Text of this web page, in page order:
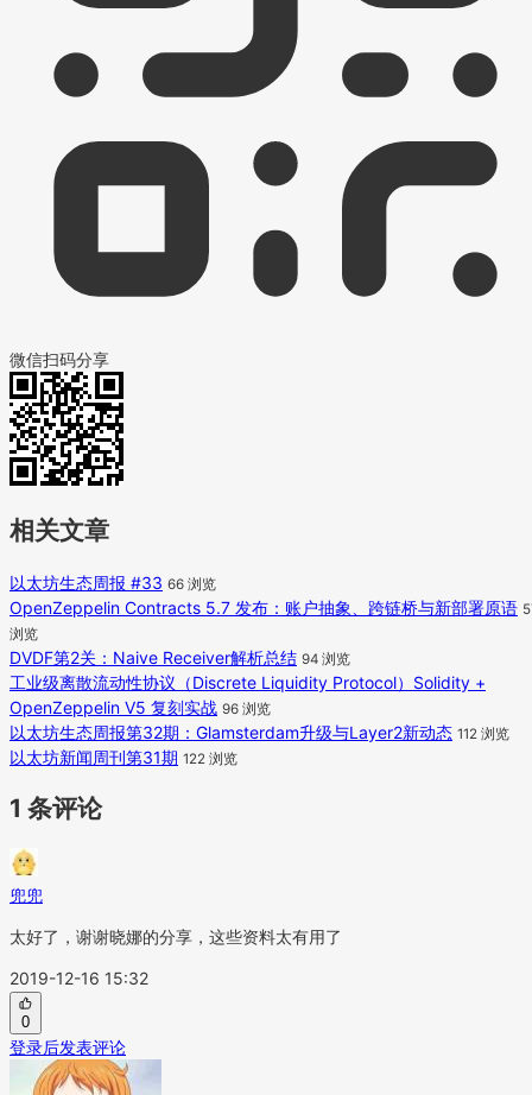
微信扫码分享
相关文章
以太坊生态周报 #33 66 浏览
OpenZeppelin Contracts 5.7 发布：账户抽象、跨链桥与新部署原语
浏览
DVDF第2关：Naive Receiver解析总结 94 浏览
工业级离散流动性协议（Discrete Liquidity Protocol）Solidity +
OpenZeppelin V5 复刻实战 96 浏览
以太坊生态周报第32期：Glamsterdam升级与Layer2新动态 112 浏览
以太坊新闻周刊第31期 122 浏览
1 条评论
兜兜
太好了，谢谢晓娜的分享，这些资料太有用了
2019-12-16 15:32
0
登录后发表评论